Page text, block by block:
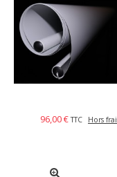
96,00 € TTC Hors